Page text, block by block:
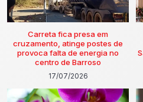
Carreta fica presa em
cruzamento, atinge postes de
provoca falta de energia no
centro de Barroso
17/07/2026